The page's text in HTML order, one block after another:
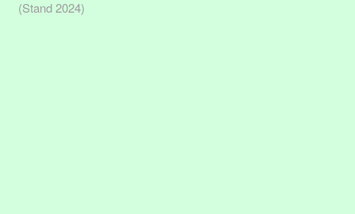
(Stand 2024)